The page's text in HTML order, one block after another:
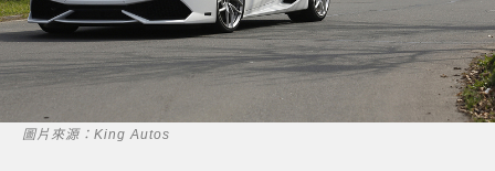
圖片來源：King Autos